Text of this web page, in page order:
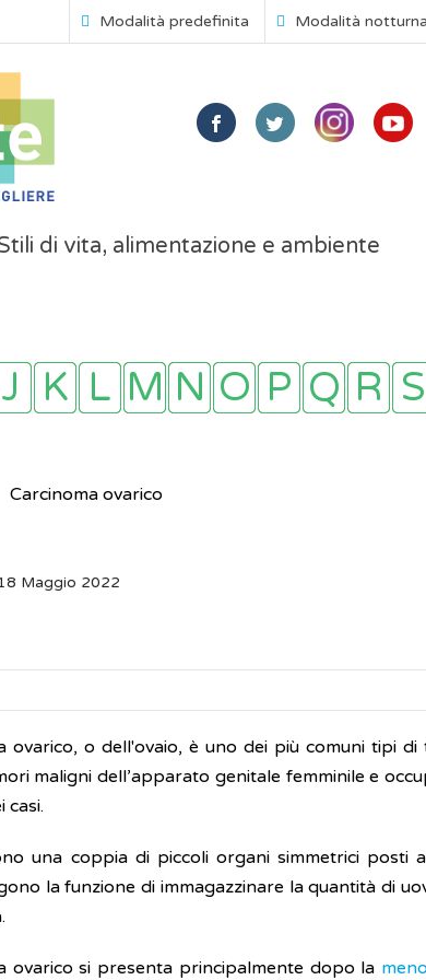
Modalità predefinita Modalità notturna
di vita, alimentazione e ambiente
Carcinoma ovarico
Maggio 2022
ovarico, o dell'ovaio, è uno dei più comuni tipi
maligni dell’apparato genitale femminile e
casi.
una coppia di piccoli organi simmetrici posti
la funzione di immagazzinare la quantità di
ovarico si presenta principalmente dopo la